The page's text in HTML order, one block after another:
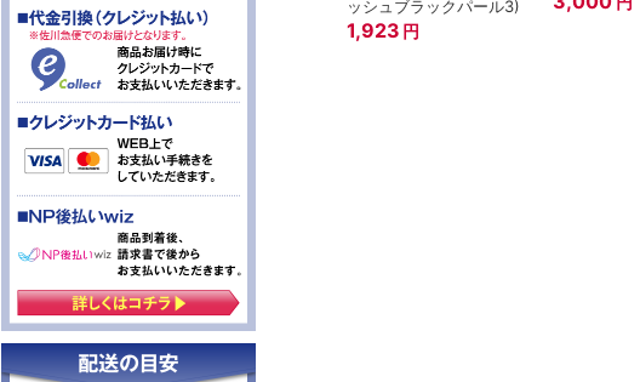
ッシュブラックパール3)
1,923 円